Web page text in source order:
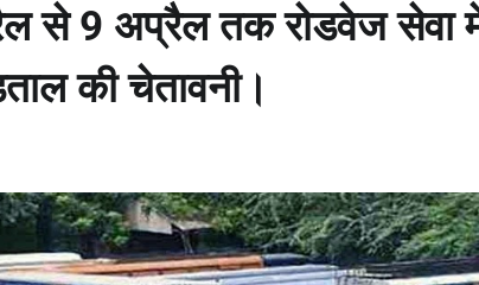
से 9 अप्रैल तक रोडवेज सेवा
की चेतावनी।